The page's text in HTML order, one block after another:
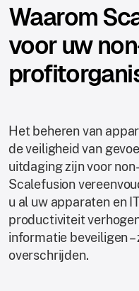
Waarom
voor uw
Het beheren van
de veiligheid van
uitdaging zijn voor
Scalefusion
u al uw apparaten en
productiviteit
informatie beveiligen
overschrijden.